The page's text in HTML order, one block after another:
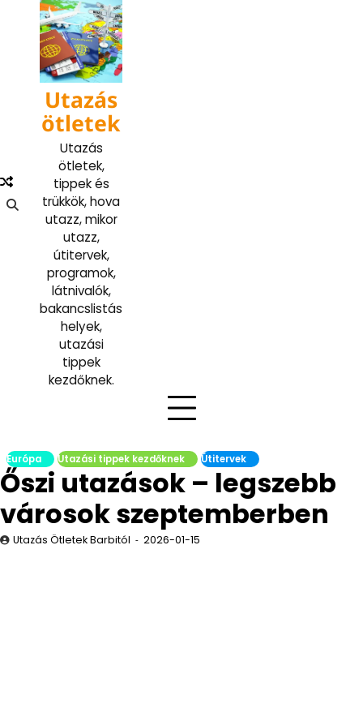
content
Utazás
ötletek
Utazás
ötletek,
tippek és
trükkök, hova
utazz, mikor
utazz,
útitervek,
programok,
látnivalók,
bakancslistás
helyek,
utazási
tippek
kezdőknek.
Európa Utazási tippek kezdőknek Útitervek
Őszi utazások – legszebb
városok szeptemberben
Utazás Ötletek Barbitól 2026-01-15